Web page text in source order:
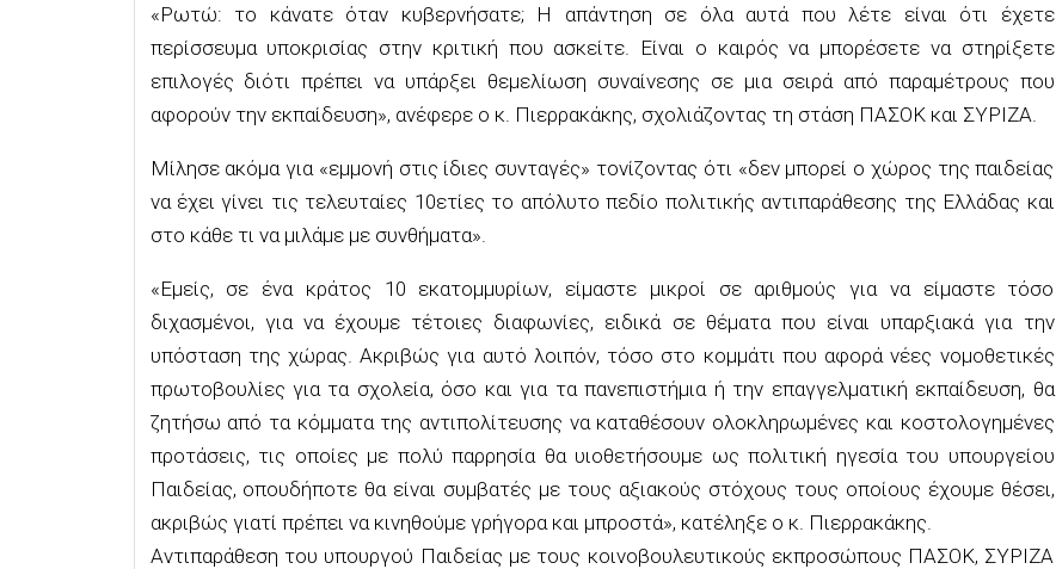
«Ρωτώ: το κάνατε όταν κυβερνήσατε; Η απάντηση σε όλα αυτά που λέτε είναι ότι έχετε
περίσσευμα υποκρισίας στην κριτική που ασκείτε. Είναι ο καιρός να μπορέσετε να στηρίξετε
επιλογές διότι πρέπει να υπάρξει θεμελίωση συναίνεσης σε μια σειρά από παραμέτρους που
αφορούν την εκπαίδευση», ανέφερε ο κ. Πιερρακάκης, σχολιάζοντας τη στάση ΠΑΣΟΚ και ΣΥΡΙΖΑ.
Μίλησε ακόμα για «εμμονή στις ίδιες συνταγές» τονίζοντας ότι «δεν μπορεί ο χώρος της παιδείας
να έχει γίνει τις τελευταίες 10ετίες το απόλυτο πεδίο πολιτικής αντιπαράθεσης της Ελλάδας και
στο κάθε τι να μιλάμε με συνθήματα».
«Εμείς, σε ένα κράτος 10 εκατομμυρίων, είμαστε μικροί σε αριθμούς για να είμαστε τόσο
διχασμένοι, για να έχουμε τέτοιες διαφωνίες, ειδικά σε θέματα που είναι υπαρξιακά για την
υπόσταση της χώρας. Ακριβώς για αυτό λοιπόν, τόσο στο κομμάτι που αφορά νέες νομοθετικές
πρωτοβουλίες για τα σχολεία, όσο και για τα πανεπιστήμια ή την επαγγελματική εκπαίδευση, θα
ζητήσω από τα κόμματα της αντιπολίτευσης να καταθέσουν ολοκληρωμένες και κοστολογημένες
προτάσεις, τις οποίες με πολύ παρρησία θα υιοθετήσουμε ως πολιτική ηγεσία του υπουργείου
Παιδείας, οπουδήποτε θα είναι συμβατές με τους αξιακούς στόχους τους οποίους έχουμε θέσει,
ακριβώς γιατί πρέπει να κινηθούμε γρήγορα και μπροστά», κατέληξε ο κ. Πιερρακάκης.
Αντιπαράθεση του υπουργού Παιδείας με τους κοινοβουλευτικούς εκπροσώπους ΠΑΣΟΚ, ΣΥΡΙΖΑ